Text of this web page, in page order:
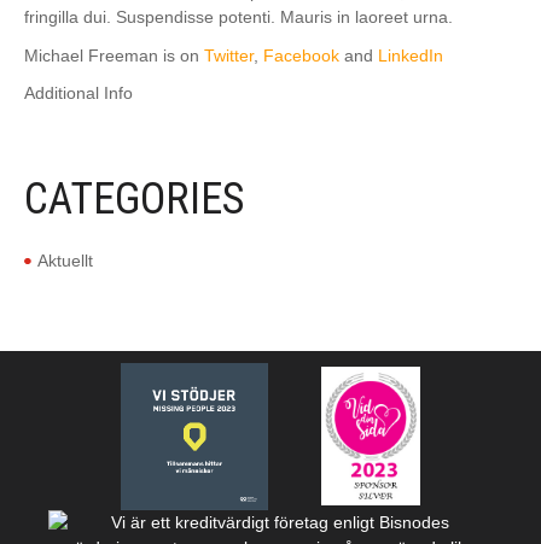
fringilla dui. Suspendisse potenti. Mauris in laoreet urna.
Michael Freeman is on Twitter, Facebook and LinkedIn
Additional Info
CATEGORIES
Aktuellt